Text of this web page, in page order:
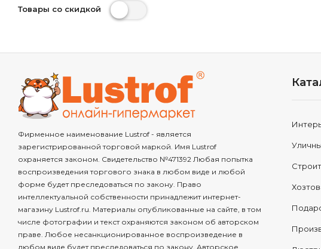
Товары со скидкой
Фирменное наименование Lustrof - является
зарегистрированной торговой маркой. Имя Lustrof
охраняется законом. Свидетельство №471392 Любая попытка
воспроизведения торгового знака в любом виде и любой
форме будет преследоваться по закону. Право
интеллектуальной собственности принадлежит интернет-
магазину Lustrof.ru. Материалы опубликованные на сайте, в том
числе фотографии и текст охраняются законом об авторском
праве. Любое несанкционированное воспроизведение в
любом виде будет преследоваться по закону. Авторское